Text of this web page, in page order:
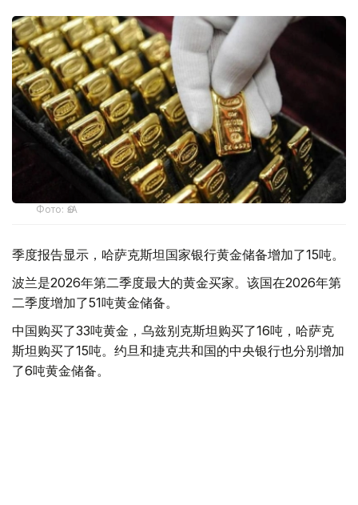
Фото: ӨзА
季度报告显示，哈萨克斯坦国家银行黄金储备增加了15吨。
波兰是2026年第二季度最大的黄金买家。该国在2026年第
二季度增加了51吨黄金储备。
中国购买了33吨黄金，乌兹别克斯坦购买了16吨，哈萨克
斯坦购买了15吨。约旦和捷克共和国的中央银行也分别增加
了6吨黄金储备。